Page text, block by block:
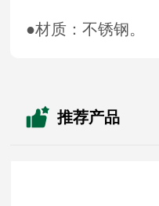
●材质：不锈钢。
推荐产品